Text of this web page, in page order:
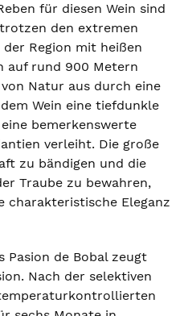
für diesen Wein sind
den extremen
Region mit heißen
auf rund 900 Metern
Natur aus durch eine
Wein eine tiefdunkle
bemerkenswerte
verleiht. Die große
zu bändigen und die
Traube zu bewahren,
charakteristische Eleganz
Pasion de Bobal zeugt
Nach der selektiven